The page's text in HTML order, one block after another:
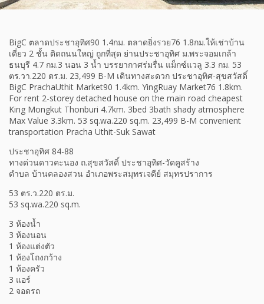
BigC ตลาดประชาอุทิศ90 1.4กม. ตลาดยิ่งรวย76 1.8กม.ให้เช่าบ้าน
เดี่ยว 2 ชั้น ติดถนนใหญ่ ถูกที่สุด ย่านประชาอุทิศ ม.พระจอมเกล้า
ธนบุรี 4.7 กม.3 นอน 3 น้ำ บรรยากาศร่มรื่น แม็กซ์แวลู 3.3 กม. 53
ตร.วา.220 ตร.ม. 23,499 B-M เดินทางสะดวก ประชาอุทิศ-สุขสวัสดิ์
BigC PrachaUthit Market90 1.4km. YingRuay Market76 1.8km.
For rent 2-storey detached house on the main road cheapest
King Mongkut Thonburi 4.7km. 3bed 3bath shady atmosphere
Max Value 3.3km. 53 sq.wa.220 sq.m. 23,499 B-M convenient
transportation Pracha Uthit-Suk Sawat
ประชาอุทิศ 84-88
ทางด่วนดาวคะนอง ถ.สุขสวัสดิ์ ประชาอุทิศ-วัดคูสร้าง
ตำบล บ้านคลองสวน อำเภอพระสมุทรเจดีย์ สมุทรปราการ
53 ตร.ว.220 ตร.ม.
53 sq.wa.220 sq.m.
3 ห้องน้ำ
3 ห้องนอน
1 ห้องแต่งตัว
1 ห้องโถงกว้าง
1 ห้องครัว
3 แอร์
2 จอดรถ